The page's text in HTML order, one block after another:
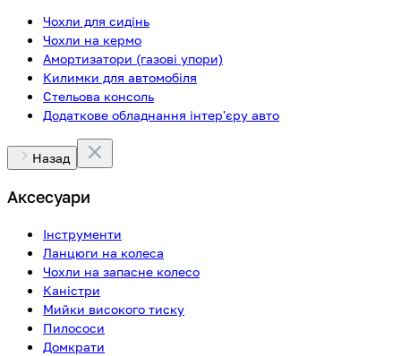
Чохли для сидінь
Чохли на кермо
Амортизатори (газові упори)
Килимки для автомобіля
Стельова консоль
Додаткове обладнання інтер'єру авто
Назад
Аксесуари
Інструменти
Ланцюги на колеса
Чохли на запасне колесо
Каністри
Мийки високого тиску
Пилососи
Домкрати